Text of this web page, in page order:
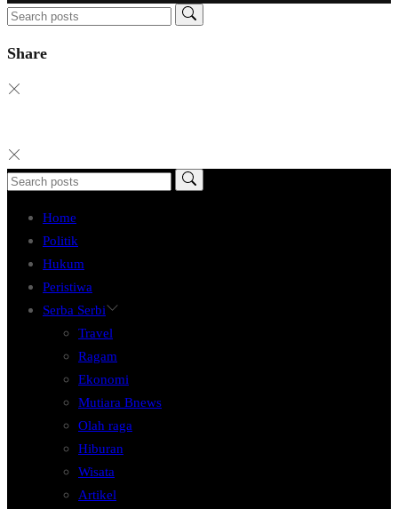
Share
Home
Politik
Hukum
Peristiwa
Serba Serbi
Travel
Ragam
Ekonomi
Mutiara Bnews
Olah raga
Hiburan
Wisata
Artikel